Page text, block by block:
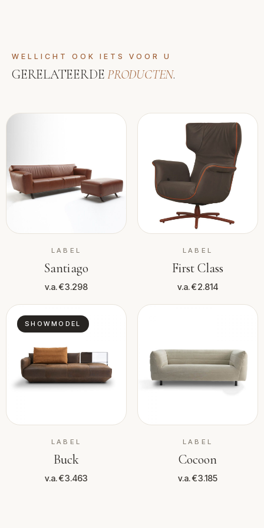
WELLICHT OOK IETS VOOR U
GERELATEERDEPRODUCTEN.
LABEL
Santiago
v.a. €3.298
LABEL
First Class
v.a. €2.814
SHOWMODEL
LABEL
Buck
v.a. €3.463
LABEL
Cocoon
v.a. €3.185